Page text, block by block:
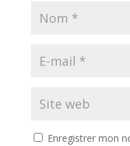
Enregistrer mon